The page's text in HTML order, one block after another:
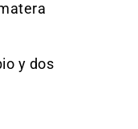
y dos